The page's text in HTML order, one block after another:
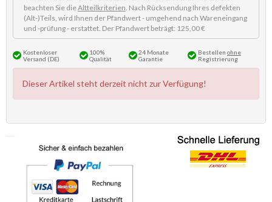
beachten Sie dieAltteilkriterien. Nach Rücksendung Ihres defekten
(Alt-)Teils, wird Ihnen der Pfandwert - umgehend nach Wareneingang
und -prüfung - erstattet. Der Pfandwert beträgt: 125,00 €
Kostenloser
Versand (DE)
100%
Qualität
24 Monate
Garantie
Bestellen ohne
Registrierung
Dieser Artikel steht derzeit nicht zur Verfügung!